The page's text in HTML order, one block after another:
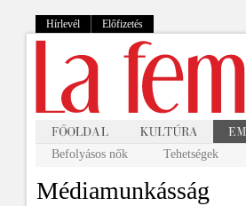
Hírlevél Előfizetés
Befolyásos nők Tehetségek
Médiamunkásság